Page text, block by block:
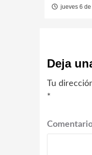
jueves 6
Deja
Tu
*